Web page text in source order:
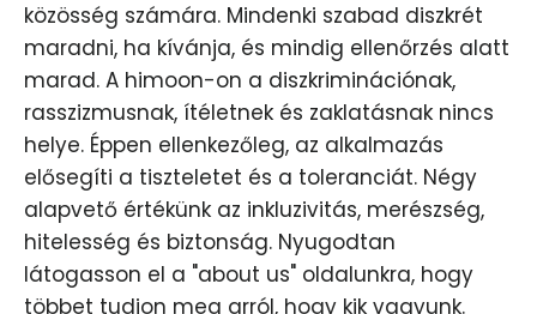
közösség számára. Mindenki szabad diszkrét
maradni, ha kívánja, és mindig ellenőrzés alatt
marad. A himoon-on a diszkriminációnak,
rasszizmusnak, ítéletnek és zaklatásnak nincs
helye. Éppen ellenkezőleg, az alkalmazás
elősegíti a tiszteletet és a toleranciát. Négy
alapvető értékünk az inkluzivitás, merészség,
hitelesség és biztonság. Nyugodtan
látogasson el a "about us" oldalunkra, hogy
többet tudjon meg arról, hogy kik vagyunk.